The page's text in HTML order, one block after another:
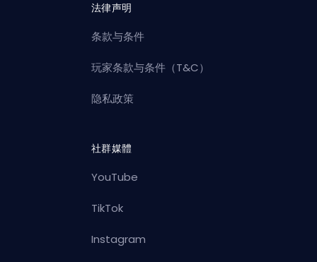
法律声明
条款与条件
玩家条款与条件（T&C）
隐私政策
社群媒體
YouTube
TikTok
Instagram